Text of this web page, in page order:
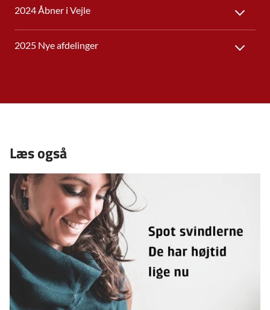
2024 Åbner i Vejle
2025 Nye afdelinger
Læs også